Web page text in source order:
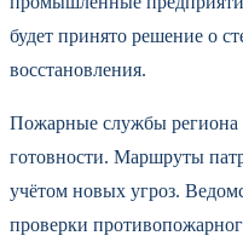
будет принято решение о
восстановления.
Пожарные службы
готовности. Маршруты
учётом новых угроз.
проверки